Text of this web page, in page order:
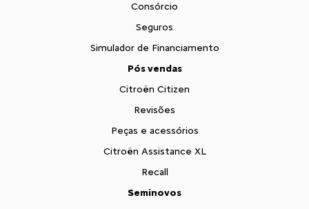
Consórcio
Seguros
Simulador de Financiamento
Pós vendas
Citroën Citizen
Revisões
Peças e acessórios
Citroën Assistance XL
Recall
Seminovos